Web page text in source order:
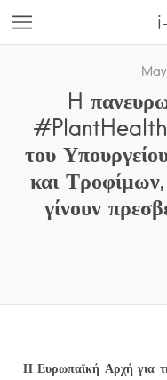
H
του
και Τροφίμων,
γίνουν
Η Ευρωπαϊκή Αρχή για